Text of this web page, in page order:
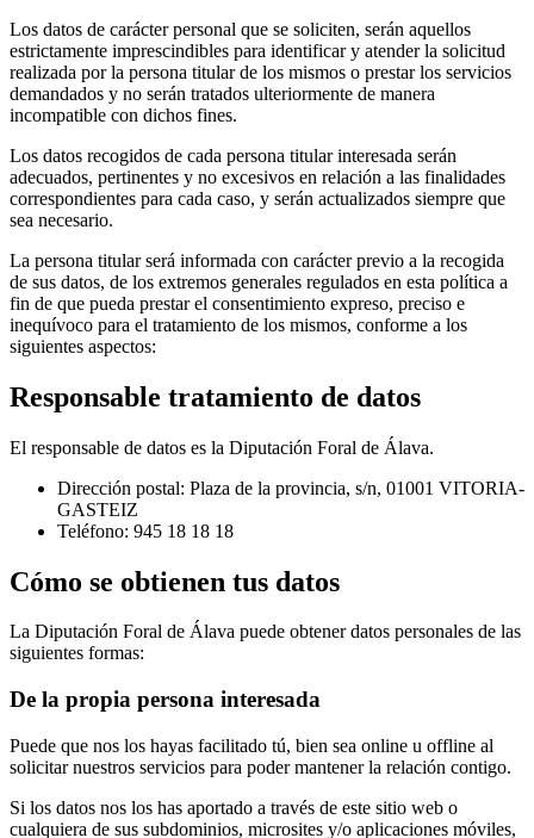
Los datos de carácter personal que se soliciten, serán aquellos
estrictamente imprescindibles para identificar y atender la solicitud
realizada por la persona titular de los mismos o prestar los servicios
demandados y no serán tratados ulteriormente de manera
incompatible con dichos fines.
Los datos recogidos de cada persona titular interesada serán
adecuados, pertinentes y no excesivos en relación a las finalidades
correspondientes para cada caso, y serán actualizados siempre que
sea necesario.
La persona titular será informada con carácter previo a la recogida
de sus datos, de los extremos generales regulados en esta política a
fin de que pueda prestar el consentimiento expreso, preciso e
inequívoco para el tratamiento de los mismos, conforme a los
siguientes aspectos:
Responsable tratamiento de datos
El responsable de datos es la Diputación Foral de Álava.
Dirección postal: Plaza de la provincia, s/n, 01001 VITORIA-
GASTEIZ
Teléfono: 945 18 18 18
Cómo se obtienen tus datos
La Diputación Foral de Álava puede obtener datos personales de las
siguientes formas:
De la propia persona interesada
Puede que nos los hayas facilitado tú, bien sea online u offline al
solicitar nuestros servicios para poder mantener la relación contigo.
Si los datos nos los has aportado a través de este sitio web o
cualquiera de sus subdominios, microsites y/o aplicaciones móviles,